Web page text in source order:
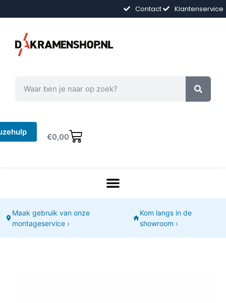
Contact Klantenservice
€0,00
Maak gebruik van onze
montageservice ›
Kom langs in de
showroom ›